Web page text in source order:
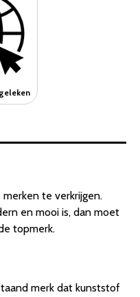
te verkrijgen.
en mooi is, dan moet
topmerk.
merk dat kunststof